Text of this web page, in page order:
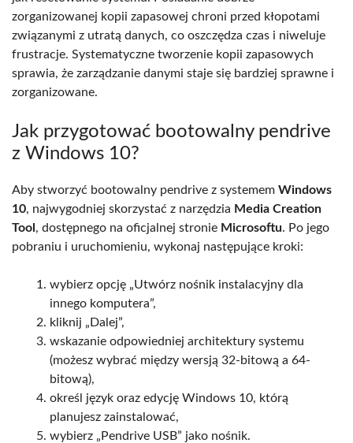
zorganizowanej kopii zapasowej chroni przed kłopotami
związanymi z utratą danych, co oszczędza czas i niweluje
frustracje. Systematyczne tworzenie kopii zapasowych
sprawia, że zarządzanie danymi staje się bardziej sprawne i
zorganizowane.
Jak przygotować bootowalny pendrive
z Windows 10?
Aby stworzyć bootowalny pendrive z systemem Windows
10, najwygodniej skorzystać z narzędzia Media Creation
Tool , dostępnego na oficjalnej stronie Microsoftu. Po jego
pobraniu i uruchomieniu, wykonaj następujące kroki:
wybierz opcję „Utwórz nośnik instalacyjny dla
innego komputera”,
kliknij „Dalej”,
wskazanie odpowiedniej architektury systemu
(możesz wybrać między wersją 32-bitową a 64-
bitową),
określ język oraz edycję Windows 10, którą
planujesz zainstalować,
wybierz „Pendrive USB” jako nośnik.